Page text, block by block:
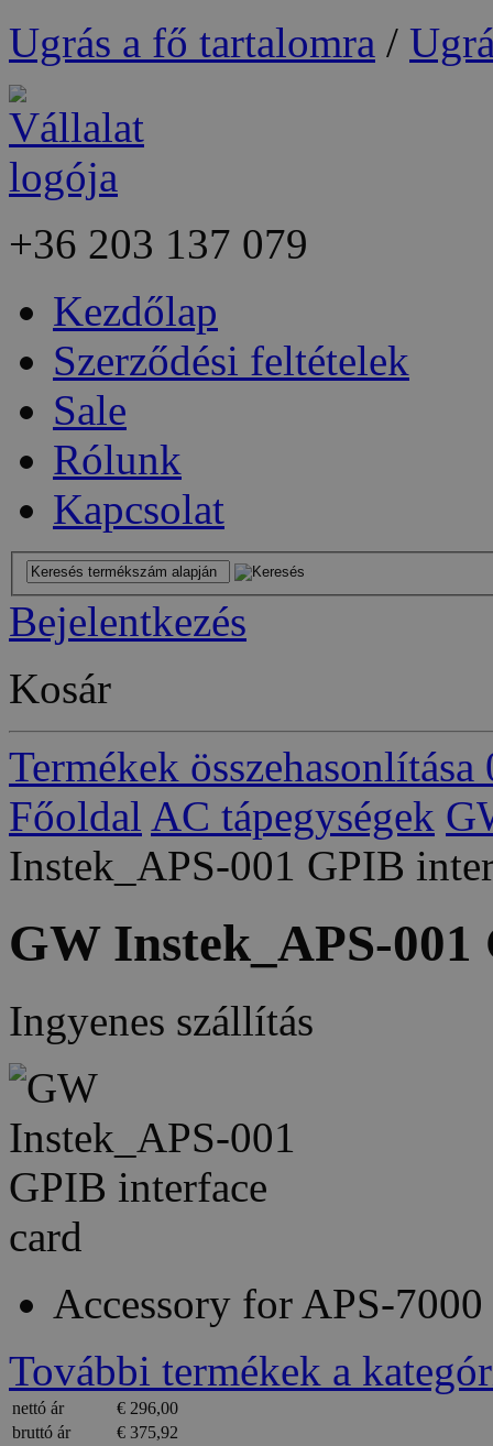
Ugrás a fő tartalomra /
+36 203 137 079
Kezdőlap
Szerződési feltételek
Sale
Rólunk
Kapcsolat
Bejelentkezés
Kosár
Termékek összehasonlítása
Főoldal AC tápegységek
Instek_APS-001 GPIB
GW Instek_APS-
Ingyenes szállítás
Accessory for APS-7000
További termékek a
nettó ár
€ 296,00
bruttó ár
€ 375,92